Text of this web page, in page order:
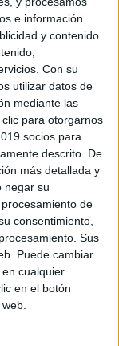
e información
y contenido
Con su
utilizar datos de
mediante las
para otorgarnos
socios para
descrito. De
más detallada y
negar su
de
consentimiento,
Sus
Puede cambiar
cualquier
en el botón